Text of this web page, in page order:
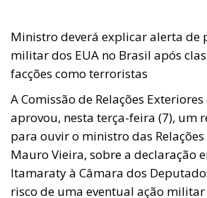
Ministro deverá explicar alerta de
militar dos EUA no Brasil após
facções como terroristas
A Comissão de Relações Exteriores
aprovou, nesta terça-feira (7), um
para ouvir o ministro das Relações
Mauro Vieira, sobre a declaração
Itamaraty à Câmara dos
risco de uma eventual ação militar